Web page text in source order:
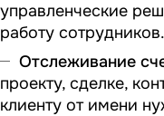
управленческие
работу сотрудников.
Отслеживание
проекту, сделке,
клиенту от имени